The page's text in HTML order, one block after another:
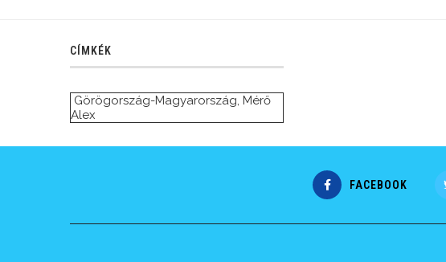
CÍMKÉK
Görögország-Magyarország, Mérő
Alex
FACEBOOK